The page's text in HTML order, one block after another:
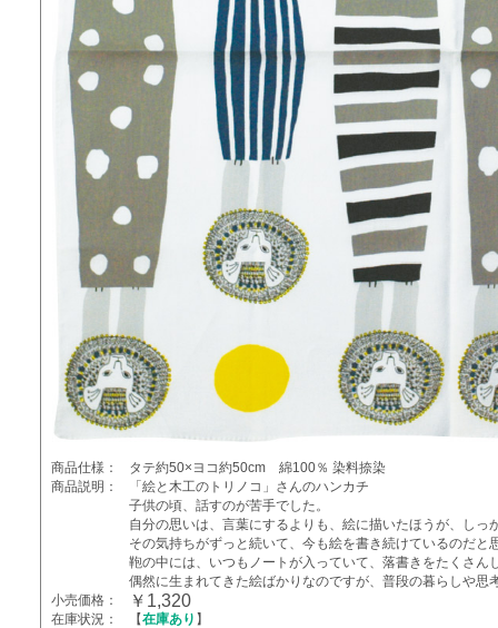
商品仕様：
タテ約50×ヨコ約50cm 綿100％ 染料捺染
商品説明：
「絵と木工のトリノコ」さんのハンカチ
子供の頃、話すのが苦手でした。
自分の思いは、言葉にするよりも、絵に描いたほうが、しっ
その気持ちがずっと続いて、今も絵を書き続けているのだと
鞄の中には、いつもノートが入っていて、落書きをたくさん
偶然に生まれてきた絵ばかりなのですが、普段の暮らしや思
小売価格：
￥1,320
在庫状況： 【在庫あり 】